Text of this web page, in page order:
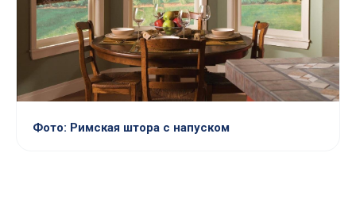
Фото: Римская штора с напуском